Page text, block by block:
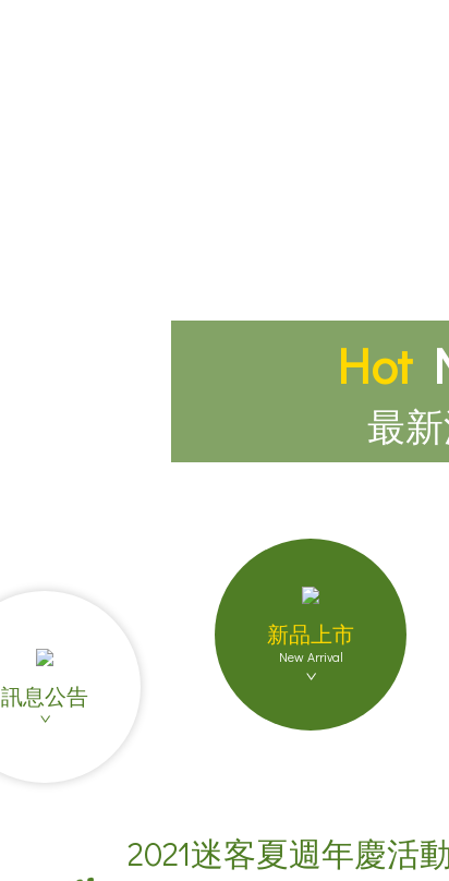
Hot
最
訊息公告
新品上市
New Arrival
2021迷客夏週年慶活